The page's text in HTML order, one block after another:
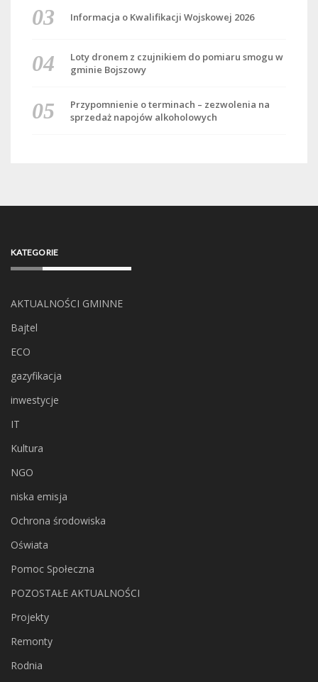
Informacja o Kwalifikacji Wojskowej 2026
Loty dronem z czujnikiem do pomiaru smogu w
gminie Bojszowy
Przypomnienie o terminach – zezwolenia na
sprzedaż napojów alkoholowych
KATEGORIE
AKTUALNOŚCI GMINNE
Bajtel
ECO
gazyfikacja
inwestycje
IT
Kultura
NGO
niska emisja
Ochrona środowiska
Oświata
Pomoc Społeczna
POZOSTAŁE AKTUALNOŚCI
Projekty
Remonty
Rodnia